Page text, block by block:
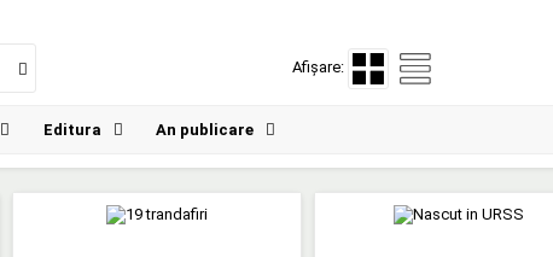
Afișare:
Editura An publicare